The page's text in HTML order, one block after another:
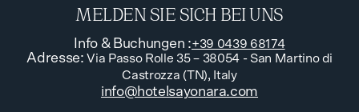
MELDEN SIE SICH BEI UNS
Info & Buchungen :+39 0439 68174
Adresse:Via Passo Rolle 35 – 38054 - San Martino di
Castrozza (TN), Italy
info@hotelsayonara.com